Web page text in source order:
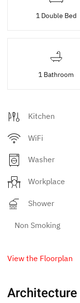
1 Double Bed
1 Bathroom
Kitchen
WiFi
Washer
Workplace
Shower
Non Smoking
View the Floorplan
Architecture